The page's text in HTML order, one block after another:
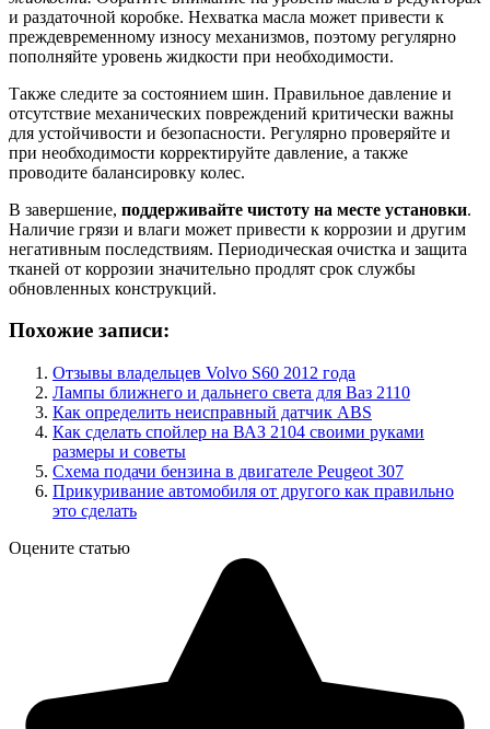
и раздаточной коробке. Нехватка масла может привести к
преждевременному износу механизмов, поэтому регулярно
пополняйте уровень жидкости при необходимости.
Также следите за состоянием шин. Правильное давление и
отсутствие механических повреждений критически важны
для устойчивости и безопасности. Регулярно проверяйте и
при необходимости корректируйте давление, а также
проводите балансировку колес.
В завершение, поддерживайте чистоту на месте установки.
Наличие грязи и влаги может привести к коррозии и другим
негативным последствиям. Периодическая очистка и защита
тканей от коррозии значительно продлят срок службы
обновленных конструкций.
Похожие записи:
Отзывы владельцев Volvo S60 2012 года
Лампы ближнего и дальнего света для Ваз 2110
Как определить неисправный датчик ABS
Как сделать спойлер на ВАЗ 2104 своими руками
размеры и советы
Схема подачи бензина в двигателе Peugeot 307
Прикуривание автомобиля от другого как правильно
это сделать
Оцените статью